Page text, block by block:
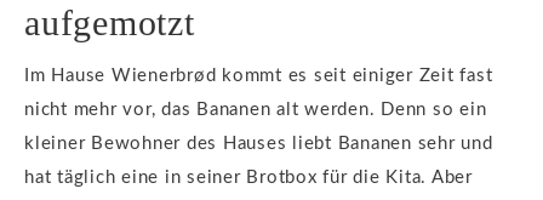
aufgemotzt
Im Hause Wienerbrød kommt es seit einiger Zeit fast
nicht mehr vor, das Bananen alt werden. Denn so ein
kleiner Bewohner des Hauses liebt Bananen sehr und
hat täglich eine in seiner Brotbox für die Kita. Aber